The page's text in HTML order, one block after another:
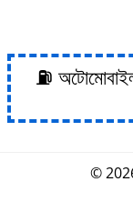
⛽
©